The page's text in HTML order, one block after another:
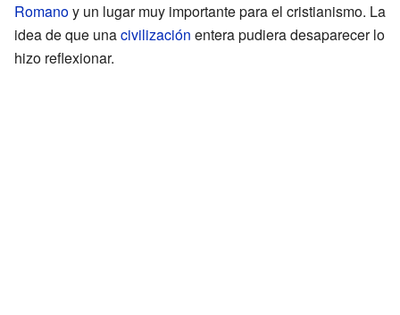
Romanoy un lugar muy importante para el cristianismo. La
idea de que unacivilización entera pudiera desaparecer lo
hizo reflexionar.